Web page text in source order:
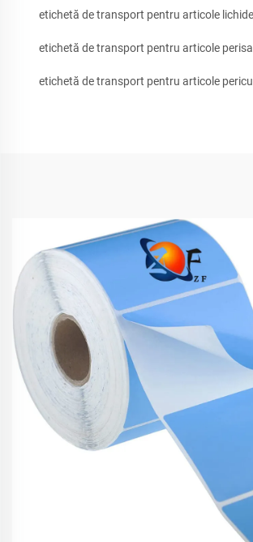
etichetă de transport pentru articole lichide
etichetă de transport pentru articole
etichetă de transport pentru articole